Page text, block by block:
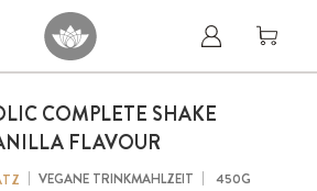
COMPLETE SHAKE
FLAVOUR
VEGANE TRINKMAHLZEIT 450G